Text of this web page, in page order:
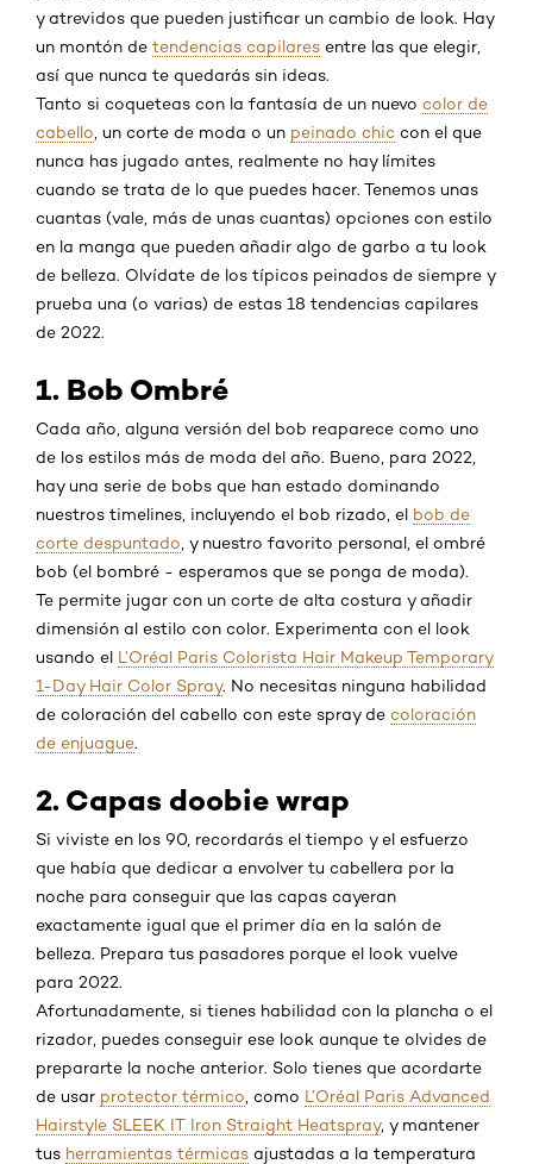
y atrevidos que pueden justificar un cambio de look. Hay
un montón de tendencias capilares entre las que elegir,
así que nunca te quedarás sin ideas.
Tanto si coqueteas con la fantasía de un nuevo color de
cabello , un corte de moda o un peinado chic con el que
nunca has jugado antes, realmente no hay límites
cuando se trata de lo que puedes hacer. Tenemos unas
cuantas (vale, más de unas cuantas) opciones con estilo
en la manga que pueden añadir algo de garbo a tu look
de belleza. Olvídate de los típicos peinados de siempre y
prueba una (o varias) de estas 18 tendencias capilares
de 2022.
1. Bob Ombré
Cada año, alguna versión del bob reaparece como uno
de los estilos más de moda del año. Bueno, para 2022,
hay una serie de bobs que han estado dominando
nuestros timelines, incluyendo el bob rizado, el bob de
corte despuntado , y nuestro favorito personal, el ombré
bob (el bombré - esperamos que se ponga de moda).
Te permite jugar con un corte de alta costura y añadir
dimensión al estilo con color. Experimenta con el look
usando el L’Oréal Paris Colorista Hair Makeup Temporary
1-Day Hair Color Spray. No necesitas ninguna habilidad
de coloración del cabello con este spray de coloración
de enjuague.
2. Capas doobie wrap
Si viviste en los 90, recordarás el tiempo y el esfuerzo
que había que dedicar a envolver tu cabellera por la
noche para conseguir que las capas cayeran
exactamente igual que el primer día en la salón de
belleza. Prepara tus pasadores porque el look vuelve
para 2022.
Afortunadamente, si tienes habilidad con la plancha o el
rizador, puedes conseguir ese look aunque te olvides de
prepararte la noche anterior. Solo tienes que acordarte
de usar protector térmico , como L’Oréal Paris Advanced
Hairstyle SLEEK IT Iron Straight Heatspray, y mantener
tus herramientas térmicas ajustadas a la temperatura